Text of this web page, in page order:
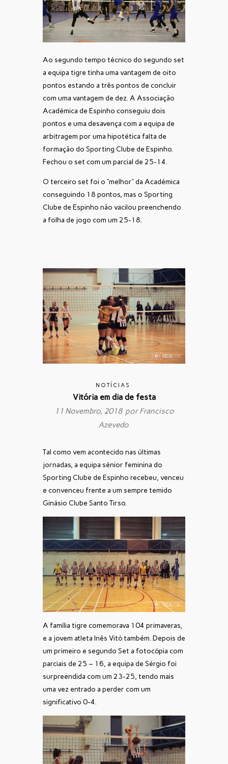
Ao segundo tempo técnico do segundo set
a equipa tigre tinha uma vantagem de oito
pontos estando a três pontos de concluir
com uma vantagem de dez. A Associação
Académica de Espinho conseguiu dois
pontos e uma desavença com a equipa de
arbitragem por uma hipotética falta de
formação do Sporting Clube de Espinho.
Fechou o set com um parcial de 25-14.
O terceiro set foi o “melhor” da Académica
conseguindo 18 pontos, mas o Sporting
Clube de Espinho não vacilou preenchendo
a folha de jogo com um 25-18.
NOTÍCIAS
Vitória em dia de festa
11 Novembro, 2018 porFrancisco
Azevedo
Tal como vem acontecido nas últimas
jornadas, a equipa sénior feminina do
Sporting Clube de Espinho recebeu, venceu
e convenceu frente a um sempre temido
Ginásio Clube Santo Tirso.
A família tigre comemorava 104 primaveras,
e a jovem atleta Inês Vitó também. Depois de
um primeiro e segundo Set a fotocópia com
parciais de 25 – 16, a equipa de Sérgio foi
surpreendida com um 23-25, tendo mais
uma vez entrado a perder com um
significativo 0-4.